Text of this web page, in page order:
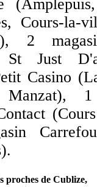
Cours-la-
2
St Just
Casino
Manzat), 1
proches de Cublize,